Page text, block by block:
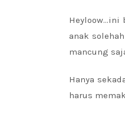
Heyloow…ini
anak
mancung
Hanya
harus